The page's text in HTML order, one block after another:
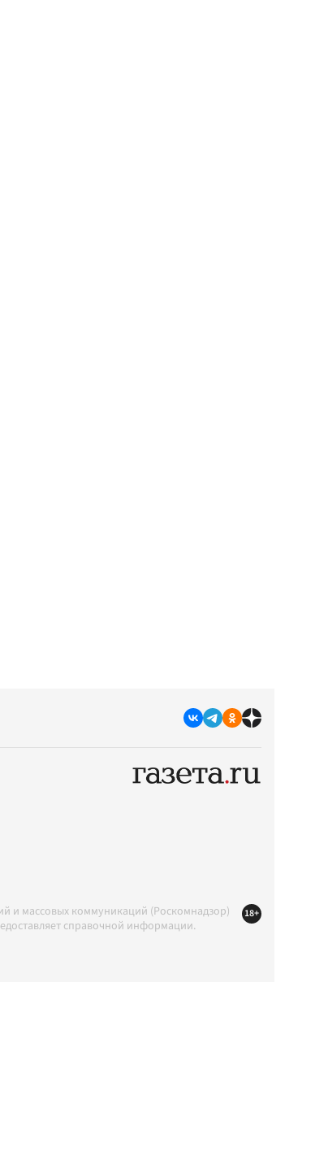
и массовых коммуникаций (Роскомнадзор)
справочной информации.
18+